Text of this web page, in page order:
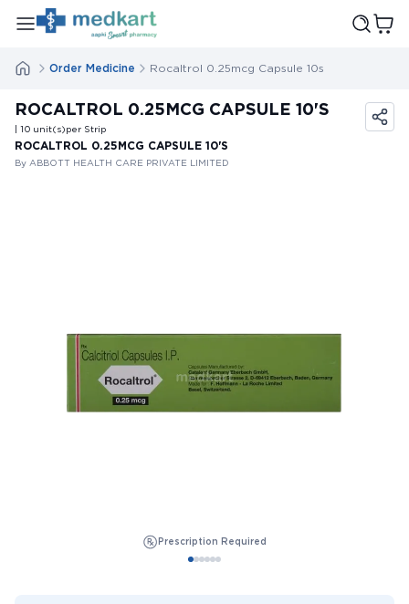
Order Medicine Rocaltrol 0.25mcg Capsule 10s
ROCALTROL 0.25MCG CAPSULE 10'S
| 10 unit(s)per Strip
ROCALTROL 0.25MCG CAPSULE 10'S
By ABBOTT HEALTH CARE PRIVATE LIMITED
Prescription Required